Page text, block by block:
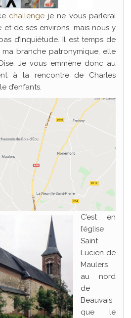
challenge je ne vous parlerai
de ses environs, mais nous y
d’inquiétude. Il est temps de
ma branche patronymique, elle
Je vous emmène donc au
à la rencontre de Charles
d’enfants.
C’est en
l’église
Saint
Lucien de
Maulers
au nord
de
Beauvais
que le